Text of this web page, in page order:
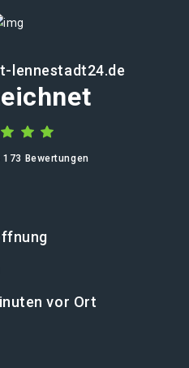
lennestadt24.de
Bewertungen
vor Ort